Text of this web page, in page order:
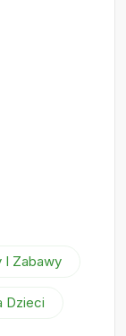
I Zabawy
Dzieci